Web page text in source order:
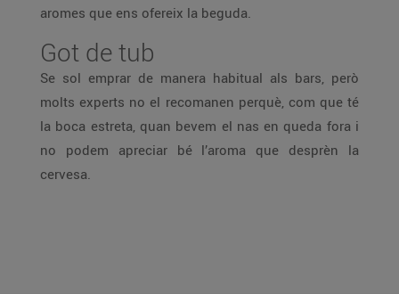
aromes que ens ofereix la beguda.
Got de tub
Se sol emprar de manera habitual als bars, però
molts experts no el recomanen perquè, com que té
la boca estreta, quan bevem el nas en queda fora i
no podem apreciar bé l’aroma que desprèn la
cervesa.